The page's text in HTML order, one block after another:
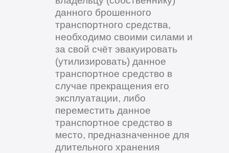
данного брошенного
транспортного средства,
необходимо своими силами и
за свой счёт эвакуировать
(утилизировать) данное
транспортное средство в
случае прекращения его
эксплуатации, либо
переместить данное
транспортное средство в
место, предназначенное для
длительного хранения